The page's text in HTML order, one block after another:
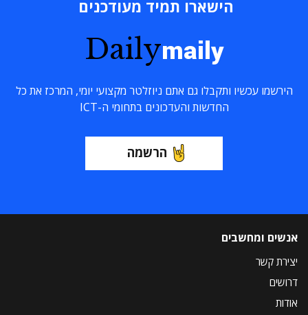
הישארו תמיד מעודכנים
Dailymaily
הירשמו עכשיו ותקבלו גם אתם ניוזלטר מקצועי יומי, המרכז את כל
החדשות והעדכונים בתחומי ה-ICT
הרשמה
אנשים ומחשבים
יצירת קשר
דרושים
אודות